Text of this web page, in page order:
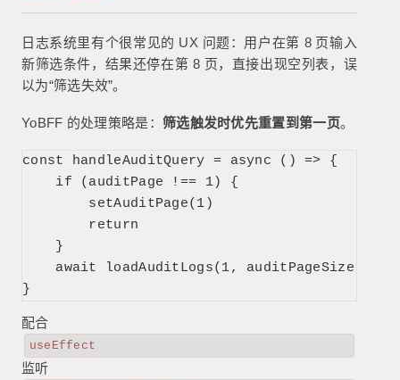
日志系统里有个很常见的 UX 问题：用户在第 8 页输入
新筛选条件，结果还停在第 8 页，直接出现空列表，误
以为“筛选失效”。
YoBFF 的处理策略是： 筛选触发时优先重置到第一页。
const handleAuditQuery = async () => {
    if (auditPage !== 1) {
        setAuditPage(1)
        return
    }
    await loadAuditLogs(1, auditPageSize)
}
配合
useEffect
监听